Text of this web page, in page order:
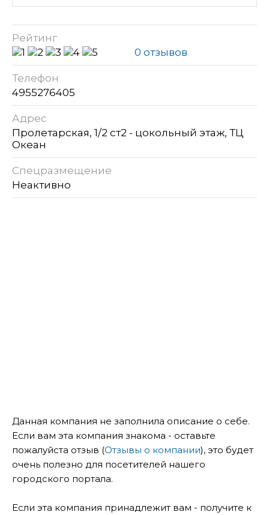
Рейтинг
0 отзывов
Телефон
4955276405
Адрес
Пролетарская, 1/2 ст2 - цокольный этаж, ТЦ
Океан
Спецразмещение
Неактивно
Данная компания не заполнила описание о себе.
Если вам эта компания знакома - оставьте
пожалуйста отзыв (Отзывы о компании), это будет
очень полезно для посетителей нашего
городского портала.
Если эта компания принадлежит вам - получите к